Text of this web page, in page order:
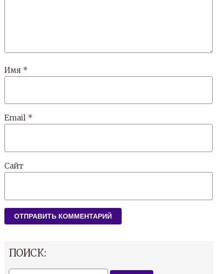
Имя *
Email *
Сайт
ПОИСК: